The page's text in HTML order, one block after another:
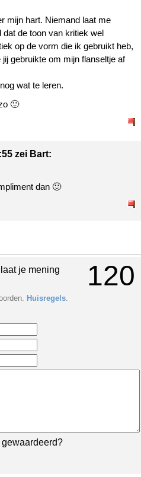
mijn hart. Niemand laat me
de toon van kritiek wel
op de vorm die ik gebruikt heb,
gebruikte om mijn flanseltje af
wat te leren.
🙂
zei Bart:
dan 🙂
120
laat je mening
Huisregels